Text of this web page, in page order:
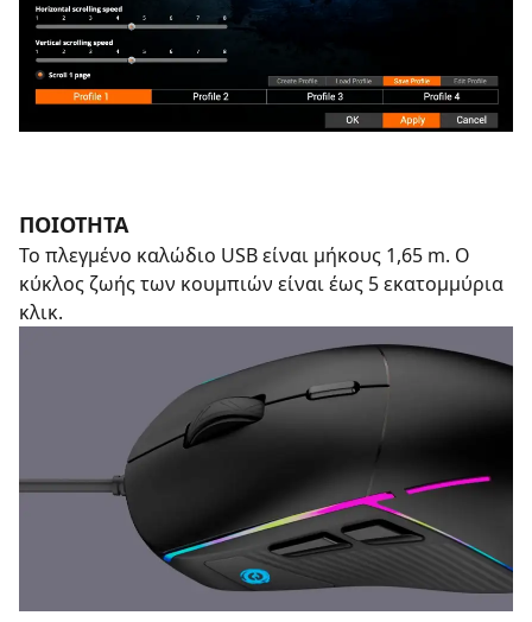
ΠΟΙΟΤΗΤΑ
Το πλεγμένο καλώδιο USB είναι μήκους 1,65 m. Ο
κύκλος ζωής των κουμπιών είναι έως 5 εκατομμύρια
κλικ.